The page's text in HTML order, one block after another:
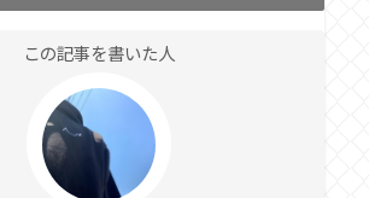
この記事を書いた人